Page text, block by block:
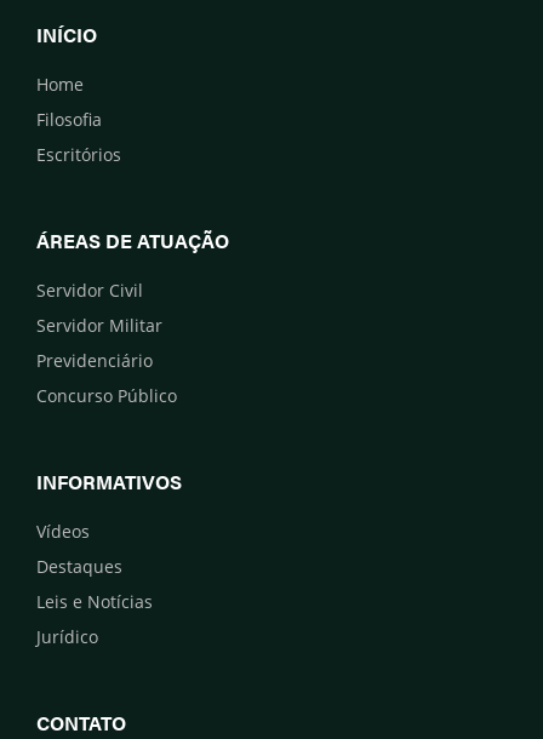
INÍCIO
Home
Filosofia
Escritórios
ÁREAS DE ATUAÇÃO
Servidor Civil
Servidor Militar
Previdenciário
Concurso Público
INFORMATIVOS
Vídeos
Destaques
Leis e Notícias
Jurídico
CONTATO